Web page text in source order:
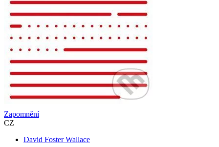
Zapomnění
CZ
David Foster Wallace